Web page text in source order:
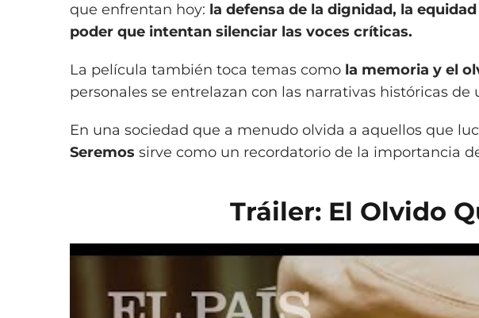
que enfrentan hoy: la defensa de la dignidad, la
poder que intentan silenciar las voces críticas.
La película también toca temas como la memoria y el
personales se entrelazan con las narrativas históricas de
En una sociedad que a menudo olvida a aquellos que
Seremos sirve como un recordatorio de la importancia
Tráiler: El Olvido